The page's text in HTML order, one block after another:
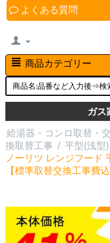
よくある質問
商品カテゴリー
ガス
給湯器・コンロ取替・
換取替工事 / 平型(浅型
ノーリツ レンジフード
【標準取替交換工事費込